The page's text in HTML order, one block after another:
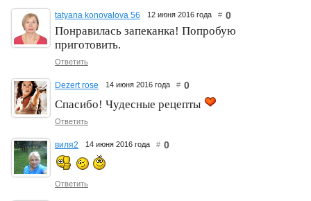
tatyana konovalova 56 12 июня 2016 года # 0
Понравилась запеканка! Попробую
приготовить.
Ответить
Dezert rose 14 июня 2016 года # 0
Спасибо! Чудесные рецепты
Ответить
виля2 14 июня 2016 года # 0
Ответить